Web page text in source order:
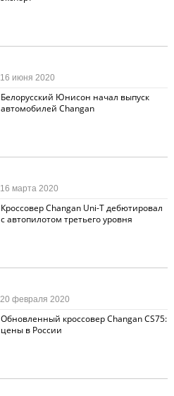
Белорусский Юнисон начал выпуск
автомобилей Changan
16 июня 2020
Кроссовер Changan Uni-T дебютировал
с автопилотом третьего уровня
16 марта 2020
Обновленный кроссовер Changan CS75:
цены в России
20 февраля 2020